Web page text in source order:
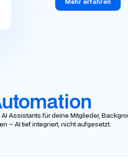
Assistants für deine Mitglieder,
– AI tief integriert, nicht aufgesetzt.